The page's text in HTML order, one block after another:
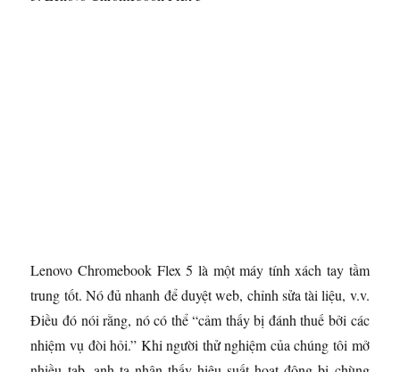
Lenovo Chromebook Flex 5 là một máy tính xách tay tầm
trung tốt. Nó đủ nhanh để duyệt web, chỉnh sửa tài liệu, v.v.
Điều đó nói rằng, nó có thể “cảm thấy bị đánh thuế bởi các
nhiệm vụ đòi hỏi.” Khi người thử nghiệm của chúng tôi mở